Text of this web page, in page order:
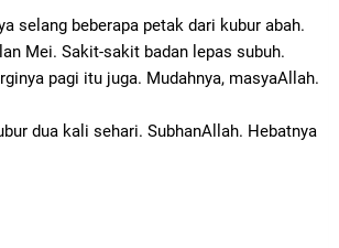
selang beberapa petak dari kubur abah.
Mei. Sakit-sakit badan lepas subuh.
pagi itu juga. Mudahnya, masyaAllah.
dua kali sehari. SubhanAllah. Hebatnya